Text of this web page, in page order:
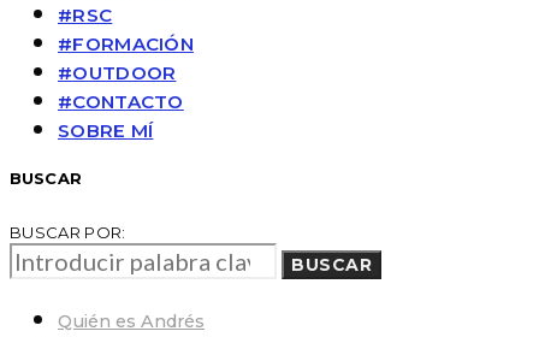
#RSC
#FORMACIÓN
#OUTDOOR
#CONTACTO
SOBRE MÍ
BUSCAR
BUSCAR POR:
BUSCAR
Quién es Andrés